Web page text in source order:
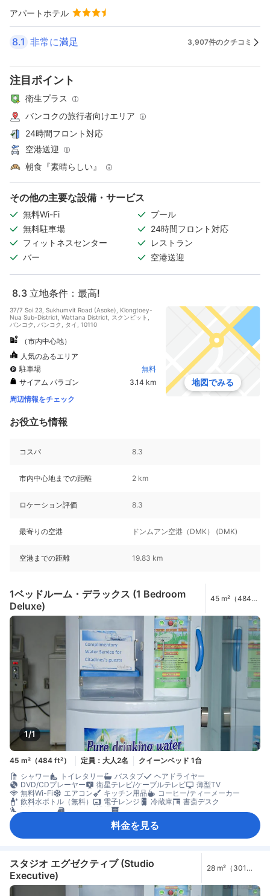
アパートホテル
8.1 非常に満足 3,907件のクチコミ
注目ポイント
衛生プラス
バンコクの旅行者向けエリア
24時間フロント対応
空港送迎
朝食『素晴らしい』
その他の主要な設備・サービス
無料Wi-Fi
プール
無料駐車場
24時間フロント対応
フィットネスセンター
レストラン
バー
空港送迎
8.3 立地条件：最高!
37/7 Soi 23, Sukhumvit Road (Asoke), Klongtoey-
Nua Sub-District, Wattana District, スクンビット,
バンコク, バンコク, タイ, 10110
（市内中心地）
人気のあるエリア
駐車場
無料
サイアム パラゴン
3.14 km
周辺情報をチェック
地図でみる
お役立ち情報
コスパ 8.3
市内中心地までの距離 2 km
ロケーション評価 8.3
最寄りの空港 ドンムアン空港（DMK） (DMK)
空港までの距離 19.83 km
1ベッドルーム・デラックス (1 Bedroom
Deluxe)
45 m²（484
1/1
45 m²（484 ft²） 定員：大人2名
クイーンベッド 1台
シャワー
トイレタリー バスタブ
ヘアドライヤー
DVD/CDプレーヤー
衛星テレビ/ケーブルテレビ
薄型TV
無料Wi-Fi
エアコン キッチン用品
コーヒー/ティーメーカー
飲料水ボトル（無料）
電子レンジ 冷蔵庫
書斎デスク
談話エリア
アイロン設備
料金を見る
スタジオ エグゼクティブ (Studio
Executive)
28 m²（301